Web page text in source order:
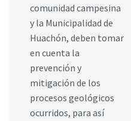
comunidad campesina
y la Municipalidad de
Huachón, deben tomar
en cuenta la
prevención y
mitigación de los
procesos geológicos
ocurridos, para así